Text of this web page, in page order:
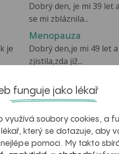
Dobrý den, je mi 39 let
se mi zbláznila...
je
Menopauza
Dobrý den,je mi 49 let
zjistila,zda již...
Hezky vecer, Chci se
"normalni vysku "...
funguje jako lékař
využívá soubory cookies, a
který se dotazuje, aby
pomoci. My takto